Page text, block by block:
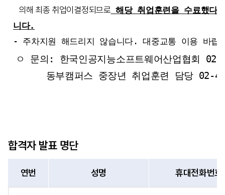
의해 최종 취업이 결정되므로 해당 취업훈련을 수료했다
니다.
- 주차지원 해드리지 않습니다. 대중교통 이용 바랍
ㅇ 문의: 한국인공지능소프트웨어산업협회
동부캠퍼스 중장년 취업훈련 담당 02-
합격자 발표 명단
연번 성명 휴대전화번호